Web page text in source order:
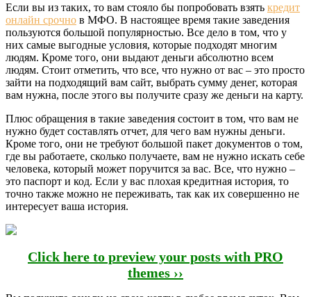
Если вы из таких, то вам стояло бы попробовать взять кредит
онлайн срочно в МФО. В настоящее время такие заведения
пользуются большой популярностью. Все дело в том, что у
них самые выгодные условия, которые подходят многим
людям. Кроме того, они выдают деньги абсолютно всем
людям. Стоит отметить, что все, что нужно от вас – это просто
зайти на подходящий вам сайт, выбрать сумму денег, которая
вам нужна, после этого вы получите сразу же деньги на карту.
Плюс обращения в такие заведения состоит в том, что вам не
нужно будет составлять отчет, для чего вам нужны деньги.
Кроме того, они не требуют большой пакет документов о том,
где вы работаете, сколько получаете, вам не нужно искать себе
человека, который может поручится за вас. Все, что нужно –
это паспорт и код. Если у вас плохая кредитная история, то
точно также можно не переживать, так как их совершенно не
интересует ваша история.
Click here to preview your posts with PRO
themes ››